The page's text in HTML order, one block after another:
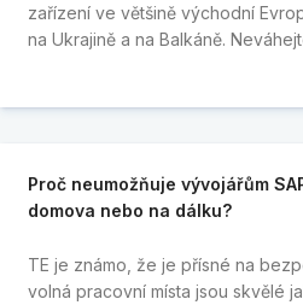
zařízení ve většině východní
na Ukrajině a na Balkáně.
Proč neumožňuje vývojářům
domova nebo na dálku?
TE je známo, že je přísné na
volná pracovní místa jsou skvělé